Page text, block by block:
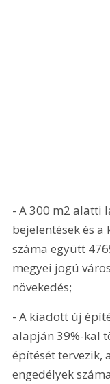
- A 300 m2 alatti
bejelentések és
száma együtt
megyei jogú
növekedés;
- A kiadott új
alapján 39%-kal
építését tervezik,
engedélyek